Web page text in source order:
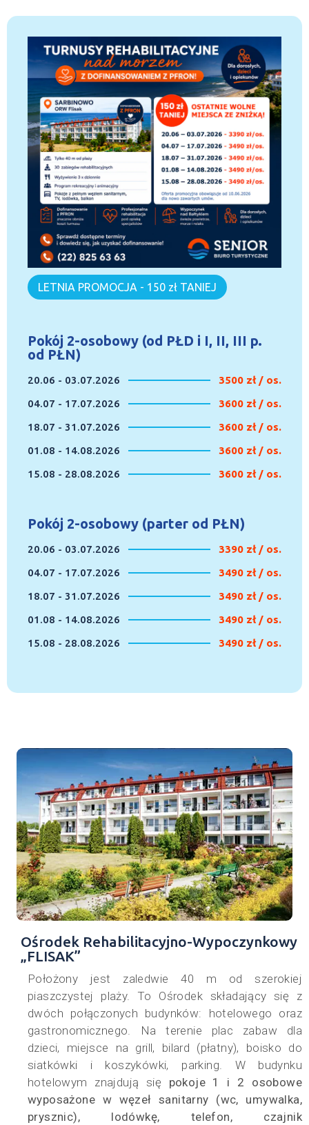
LETNIA PROMOCJA - 150 zł TANIEJ
Pokój 2-osobowy (od PŁD i I, II, III p.
od PŁN)
20.06 - 03.07.2026
3500 zł / os.
04.07 - 17.07.2026
3600 zł / os.
18.07 - 31.07.2026
3600 zł / os.
01.08 - 14.08.2026
3600 zł / os.
15.08 - 28.08.2026
3600 zł / os.
Pokój 2-osobowy (parter od PŁN)
20.06 - 03.07.2026
3390 zł / os.
04.07 - 17.07.2026
3490 zł / os.
18.07 - 31.07.2026
3490 zł / os.
01.08 - 14.08.2026
3490 zł / os.
15.08 - 28.08.2026
3490 zł / os.
Ośrodek Rehabilitacyjno-Wypoczynkowy
„FLISAK”
Położony jest zaledwie 40 m od szerokiej
piaszczystej plaży. To Ośrodek składający się z
dwóch połączonych budynków: hotelowego oraz
gastronomicznego. Na terenie plac zabaw dla
dzieci, miejsce na grill, bilard (płatny), boisko do
siatkówki i koszykówki, parking. W budynku
hotelowym znajdują się pokoje 1 i 2 osobowe
wyposażone w węzeł sanitarny (wc, umywalka,
prysznic), lodówkę, telefon, czajnik